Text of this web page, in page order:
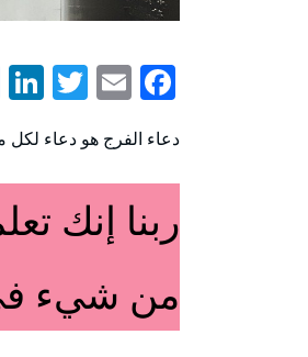
Email
دعاء الفرج هو دعاء لكل
ربنا إنك
من شيء